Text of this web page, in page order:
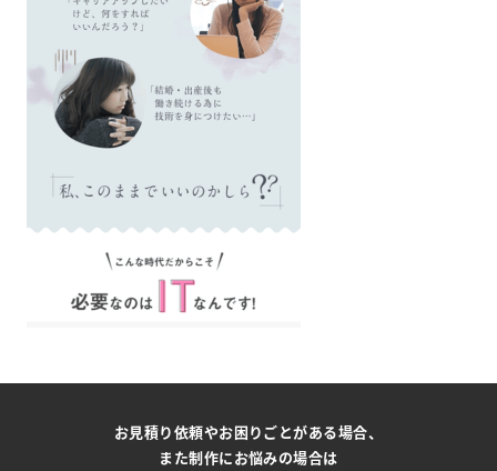
お見積り依頼やお困りごとがある場合、
また制作にお悩みの場合は